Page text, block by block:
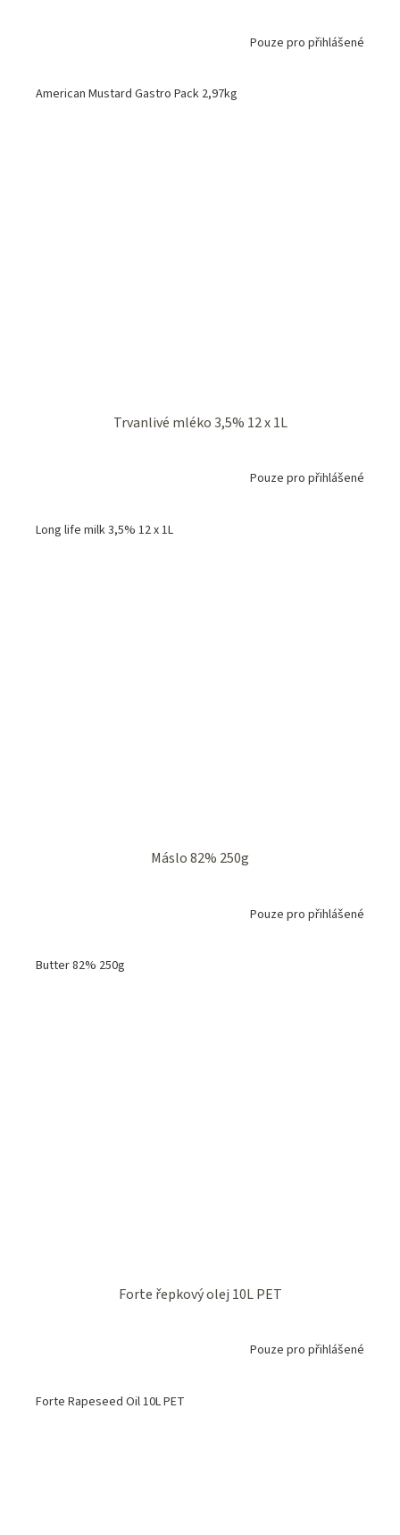
Pouze pro přihlášené
American Mustard Gastro Pack 2,97kg
Trvanlivé mléko 3,5% 12 x 1L
Pouze pro přihlášené
Long life milk 3,5% 12 x 1L
Máslo 82% 250g
Pouze pro přihlášené
Butter 82% 250g
Forte řepkový olej 10L PET
Pouze pro přihlášené
Forte Rapeseed Oil 10L PET